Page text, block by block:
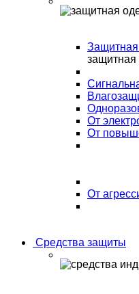
От
От
От
Средства защиты